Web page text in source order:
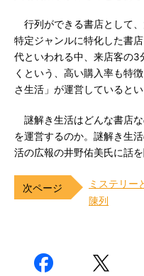
行列ができる書店として、
特定ジャンルに特化した書
代といわれる中、来店客の3
くという、高い購入率も特
さ生活」が運営していると
謎解き生活はどんな書店
を運営するのか。謎解き生
活の広報の井野佑美氏に話を
ミステリ
陳列